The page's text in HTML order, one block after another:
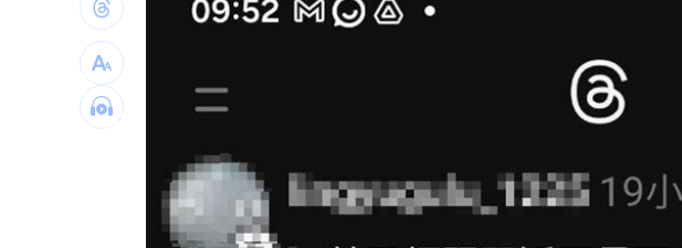
震後徒手搬瓦礫救人 委國舉重名將摘雙金
長野安曇野暴雨釀土石流 390住宿客受困
台灣彩券開獎直播中
LIVE三立+24小時直播 15:27